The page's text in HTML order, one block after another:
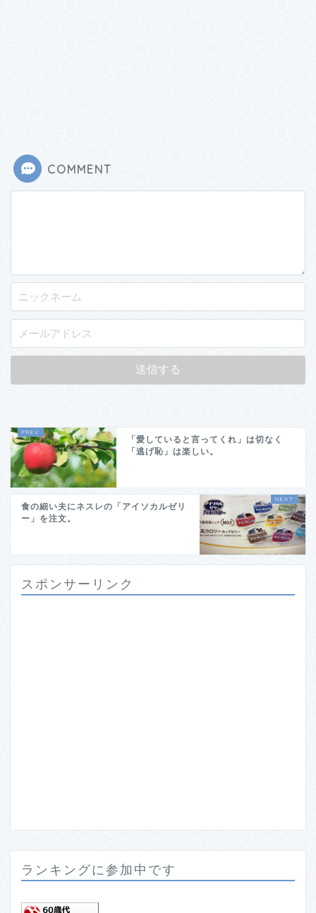
COMMENT
「愛していると言ってくれ」は切なく
「逃げ恥」は楽しい。
食の細い夫にネスレの「アイソカルゼリ
ー」を注文。
スポンサーリンク
ランキングに参加中です